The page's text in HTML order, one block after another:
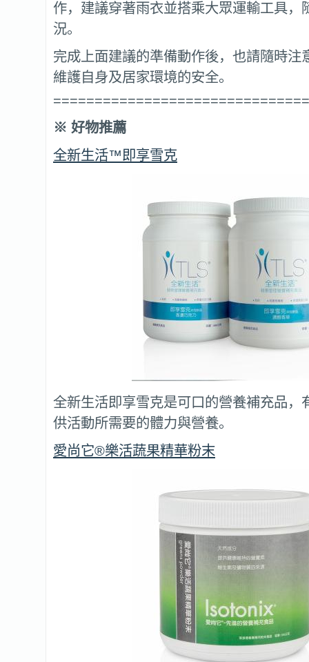
作，建議穿著雨衣並搭乘大眾運輸工具，
況。
完成上面建議的準備動作後，也請隨時注
維護自身及居家環境的安全。
※ 好物推薦
全新生活™即享雪克
全新生活即享雪克是可口的營養補充品，
供活動所需要的體力與營養。
愛尚它®樂活蔬果精華粉末